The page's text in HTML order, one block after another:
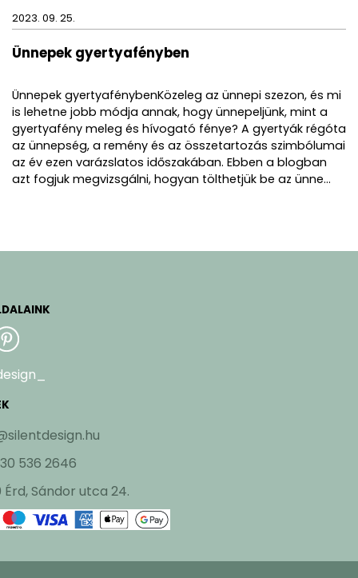
2023. 09. 25.
Ünnepek gyertyafényben
Ünnepek gyertyafénybenKözeleg az ünnepi szezon, és mi
is lehetne jobb módja annak, hogy ünnepeljünk, mint a
gyertyafény meleg és hívogató fénye? A gyertyák régóta
az ünnepség, a remény és az összetartozás szimbólumai
az év ezen varázslatos időszakában. Ebben a blogban
azt fogjuk megvizsgálni, hogyan tölthetjük be az ünne...
536 2646
Érd, Sándor utca 24.